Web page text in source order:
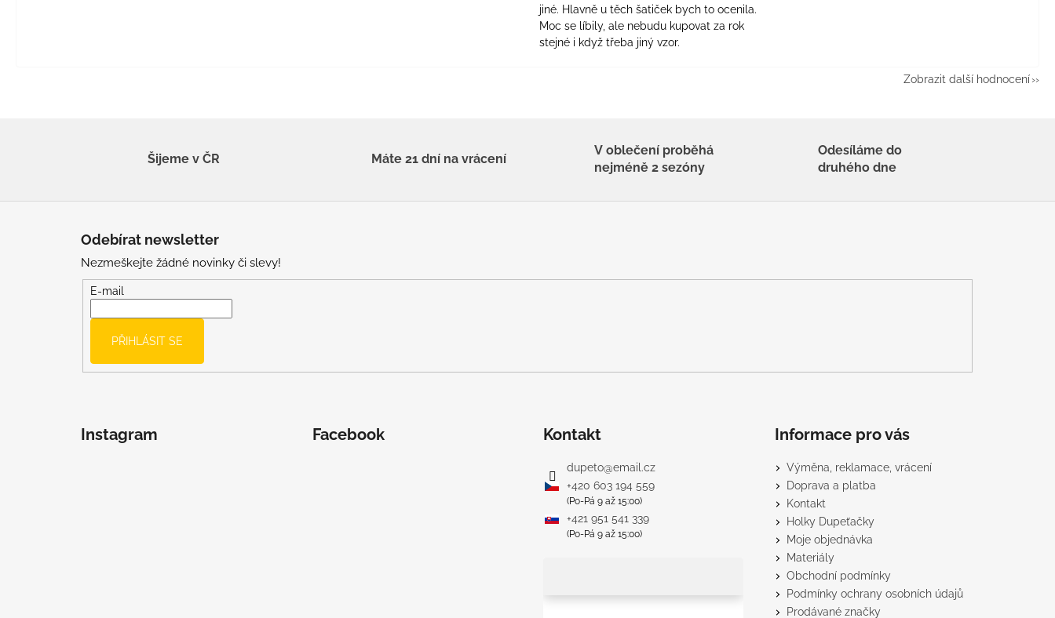
jiné. Hlavně u těch šatiček bych to ocenila.
Moc se líbily, ale nebudu kupovat za rok
stejné i když třeba jiný vzor.
Zobrazit další hodnocení
Šijeme v ČR Máte 21 dní na vrácení
V oblečení proběhá
nejméně 2 sezóny
Odesíláme do
druhého dne
Odebírat newsletter
Nezmeškejte žádné novinky či slevy!
E-mail
PŘIHLÁSIT SE
Instagram Facebook Kontakt
dupeto@email.cz
+420 603 194 559
(Po-Pá 9 až 15:00)
+421 951 541 339
(Po-Pá 9 až 15:00)
Informace pro vás
Výměna, reklamace, vrácení
Doprava a platba
Kontakt
Holky Dupeťačky
Moje objednávka
Materiály
Obchodní podmínky
Podmínky ochrany osobních údajů
Prodávané značky